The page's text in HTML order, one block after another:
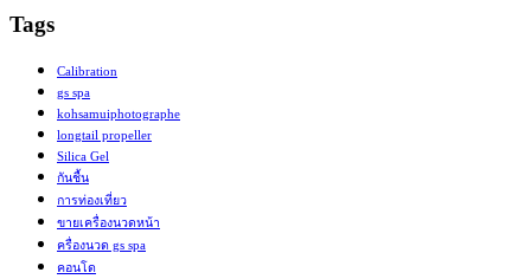
Tags
Calibration
gs spa
kohsamuiphotographe
longtail propeller
Silica Gel
กันชื้น
การท่องเที่ยว
ขายเครื่องนวดหน้า
ครื่องนวด gs spa
คอนโด